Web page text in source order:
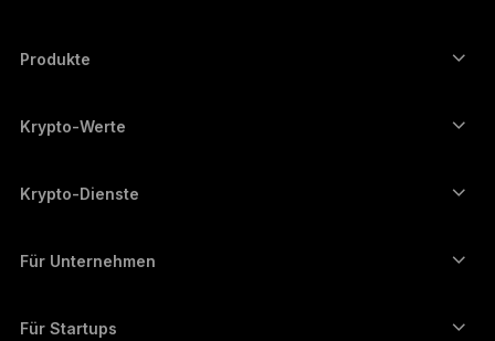
Produkte
Hardware Wallet
Ledger Stax
Ledger Nano Classics
Bündel
Krypto-Werte
Ethereum-Wallet
Cardano-Wallet
Monero-Wallet
Krypto-Dienste
Kryptos kaufen
Kryptos umtauschen
Für Unternehmen
Für Startups